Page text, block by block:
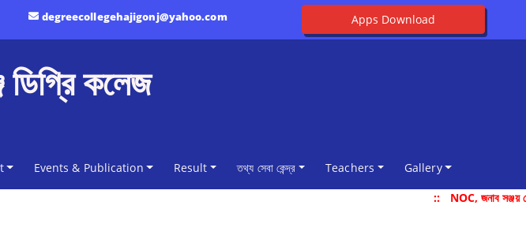
degreecollegehajigonj@yahoo.com Apps Download
ডিগ্রি কলেজ
Events & Publication Result তথ্য সেবা কেন্দ্র Teachers
Gallery
::NOC, জনাব সঞ্জয়